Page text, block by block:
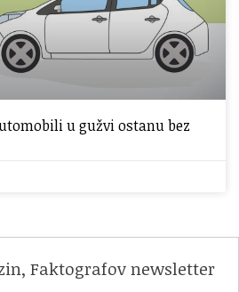
u gužvi ostanu bez
Faktografov newsletter